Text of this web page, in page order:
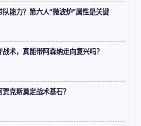
能力？第六人“微波炉”属性是关键
术，真能带阿森纳走向复兴吗？
克斯奠定战术基石？